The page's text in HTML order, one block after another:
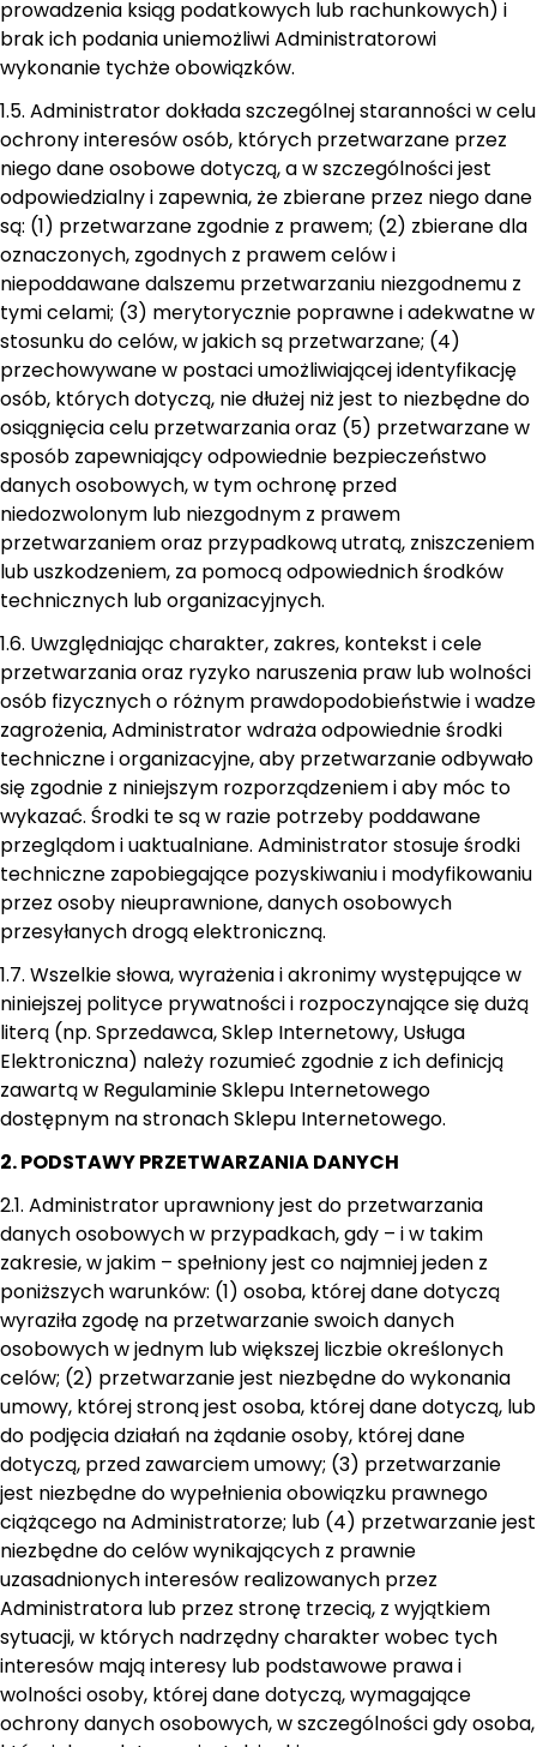
prowadzenia ksiąg podatkowych lub rachunkowych) i
brak ich podania uniemożliwi Administratorowi
wykonanie tychże obowiązków.
1.5. Administrator dokłada szczególnej staranności w celu
ochrony interesów osób, których przetwarzane przez
niego dane osobowe dotyczą, a w szczególności jest
odpowiedzialny i zapewnia, że zbierane przez niego dane
są: (1) przetwarzane zgodnie z prawem; (2) zbierane dla
oznaczonych, zgodnych z prawem celów i
niepoddawane dalszemu przetwarzaniu niezgodnemu z
tymi celami; (3) merytorycznie poprawne i adekwatne w
stosunku do celów, w jakich są przetwarzane; (4)
przechowywane w postaci umożliwiającej identyfikację
osób, których dotyczą, nie dłużej niż jest to niezbędne do
osiągnięcia celu przetwarzania oraz (5) przetwarzane w
sposób zapewniający odpowiednie bezpieczeństwo
danych osobowych, w tym ochronę przed
niedozwolonym lub niezgodnym z prawem
przetwarzaniem oraz przypadkową utratą, zniszczeniem
lub uszkodzeniem, za pomocą odpowiednich środków
technicznych lub organizacyjnych.
1.6. Uwzględniając charakter, zakres, kontekst i cele
przetwarzania oraz ryzyko naruszenia praw lub wolności
osób fizycznych o różnym prawdopodobieństwie i wadze
zagrożenia, Administrator wdraża odpowiednie środki
techniczne i organizacyjne, aby przetwarzanie odbywało
się zgodnie z niniejszym rozporządzeniem i aby móc to
wykazać. Środki te są w razie potrzeby poddawane
przeglądom i uaktualniane. Administrator stosuje środki
techniczne zapobiegające pozyskiwaniu i modyfikowaniu
przez osoby nieuprawnione, danych osobowych
przesyłanych drogą elektroniczną.
1.7. Wszelkie słowa, wyrażenia i akronimy występujące w
niniejszej polityce prywatności i rozpoczynające się dużą
literą (np. Sprzedawca, Sklep Internetowy, Usługa
Elektroniczna) należy rozumieć zgodnie z ich definicją
zawartą w Regulaminie Sklepu Internetowego
dostępnym na stronach Sklepu Internetowego.
2. PODSTAWY PRZETWARZANIA DANYCH
2.1. Administrator uprawniony jest do przetwarzania
danych osobowych w przypadkach, gdy – i w takim
zakresie, w jakim – spełniony jest co najmniej jeden z
poniższych warunków: (1) osoba, której dane dotyczą
wyraziła zgodę na przetwarzanie swoich danych
osobowych w jednym lub większej liczbie określonych
celów; (2) przetwarzanie jest niezbędne do wykonania
umowy, której stroną jest osoba, której dane dotyczą, lub
do podjęcia działań na żądanie osoby, której dane
dotyczą, przed zawarciem umowy; (3) przetwarzanie
jest niezbędne do wypełnienia obowiązku prawnego
ciążącego na Administratorze; lub (4) przetwarzanie jest
niezbędne do celów wynikających z prawnie
uzasadnionych interesów realizowanych przez
Administratora lub przez stronę trzecią, z wyjątkiem
sytuacji, w których nadrzędny charakter wobec tych
interesów mają interesy lub podstawowe prawa i
wolności osoby, której dane dotyczą, wymagające
ochrony danych osobowych, w szczególności gdy osoba,